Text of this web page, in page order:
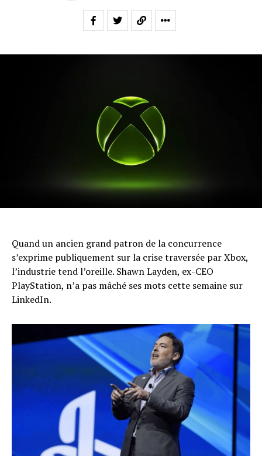
Quand un ancien grand patron de la concurrence
s’exprime publiquement sur la crise traversée par Xbox,
l’industrie tend l’oreille. Shawn Layden, ex-CEO
PlayStation, n’a pas mâché ses mots cette semaine sur
LinkedIn.